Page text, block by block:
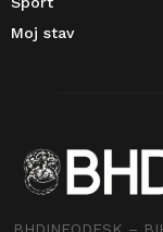
Moj stav